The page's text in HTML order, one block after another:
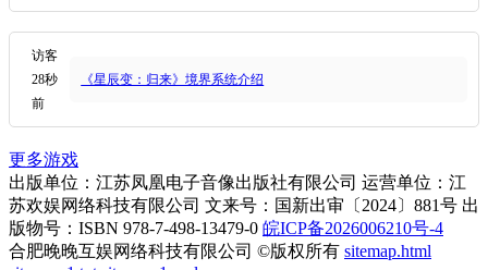
访客
28秒
前
《星辰变：归来》境界系统介绍
更多游戏
出版单位：江苏凤凰电子音像出版社有限公司 运营单位：江
苏欢娱网络科技有限公司 文来号：国新出审〔2024〕881号 出
版物号：ISBN 978-7-498-13479-0 皖ICP备2026006210号-4
合肥晚晚互娱网络科技有限公司 ©版权所有 sitemap.html